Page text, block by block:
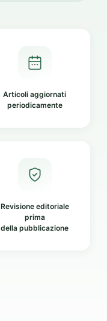
Articoli aggiornati
periodicamente
Revisione editoriale
prima
della pubblicazione